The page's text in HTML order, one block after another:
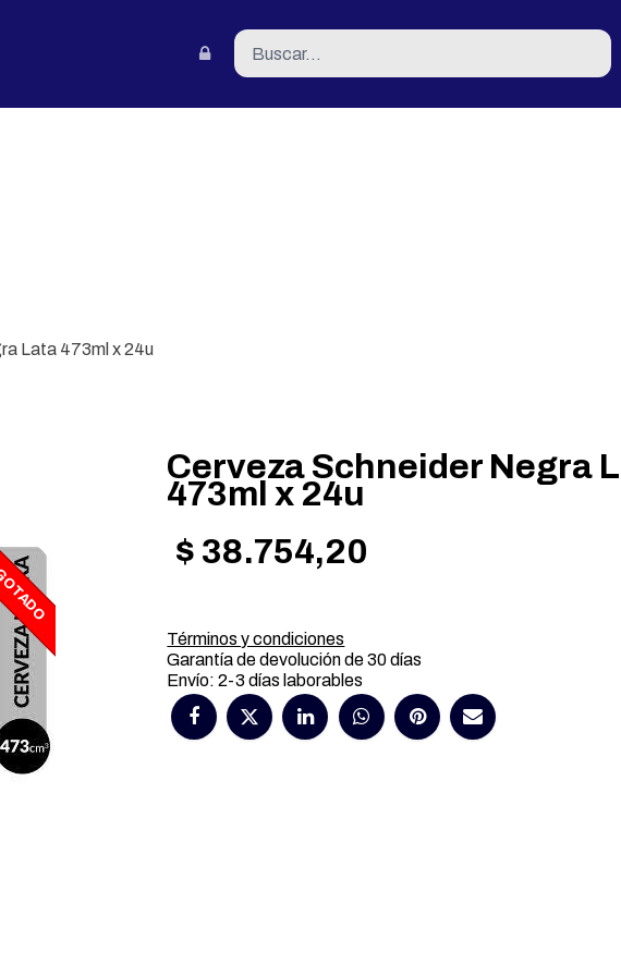
Lata 473ml x 24u
Cerveza Schneider Negra
473ml x 24u
$ 38.754,20
Términos y condiciones
Garantía de devolución de 30 días
Envío: 2-3 días laborables